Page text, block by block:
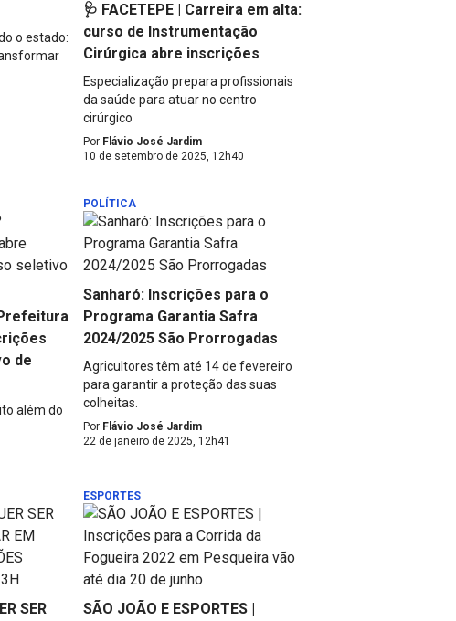
o estado:
🩺 FACETEPE | Carreira em alta:
curso de Instrumentação
Cirúrgica abre inscrições
Especialização prepara profissionais
da saúde para atuar no centro
cirúrgico
Por Flávio José Jardim
10 de setembro de 2025, 12h40
Prefeitura
de
além do
POLÍTICA
Sanharó: Inscrições para o
Programa Garantia Safra
2024/2025 São Prorrogadas
Agricultores têm até 14 de fevereiro
para garantir a proteção das suas
colheitas.
Por Flávio José Jardim
22 de janeiro de 2025, 12h41
SER
ESPORTES
SÃO JOÃO E ESPORTES |